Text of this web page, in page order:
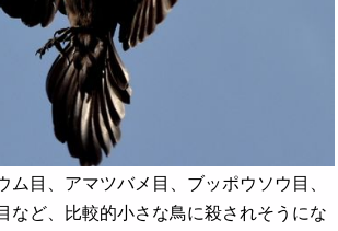
ム目、アマツバメ目、ブッポウソウ目、
など、比較的小さな鳥に殺されそうにな